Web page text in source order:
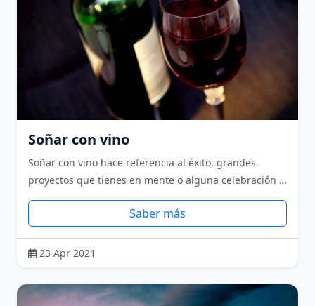
Soñar con vino
Soñar con vino hace referencia al éxito, grandes
proyectos que tienes en mente o alguna celebración …
Saber más
23 Apr 2021